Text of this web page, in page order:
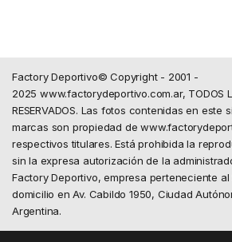
Factory Deportivo© Copyright - 2001 -
2025 www.factorydeportivo.com.ar, TODOS
RESERVADOS. Las fotos contenidas en este
marcas son propiedad de
respectivos titulares. Está prohibida la
sin la expresa autorización de la
Factory Deportivo, empresa perteneciente al
domicilio en Av. Cabildo 1950, Ciudad
Argentina.